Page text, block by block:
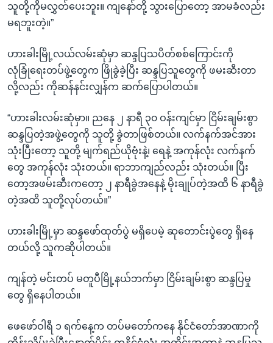
သူတို့ကိုမလွှတ်ပေးဘူး။ ကျနော်တို့ သွားပြောတော့ အာမခံလည်း
မရဘူးတဲ့။”
ဟားခါးမြို့လယ်လမ်းဆုံမှာ ဆန္ဒပြသပိတ်စစ်ကြောင်းကို
လုံခြုံရေးတပ်ဖွဲ့တွေက ဖြိုခွဲခဲ့ပြီး ဆန္ဒပြသူတွေကို ဖမးဆီးတာ
လို့လည်း ကိုဆန်နင်းလျှန်က ဆက်ပြောပါတယ်။
“ဟားခါးလမ်းဆုံမှာ။ ညနေ ၂ နာရီ ၃၀ ဝန်းကျင်မှာ ငြိမ်းချမ်းစွာ
ဆန္ဒပြတဲ့အဖွဲ့တွေကို သူတို့ ခွဲတာဖြစ်တယ်။ လက်နက်အင်အား
သုံးပြီးတော့ သူတို့ မျက်ရည်ယိုဗုံးနဲ့၊ ရေနဲ့ အကုန်လုံး လက်နက်
တွေ အကုန်လုံး သုံးတယ်။ ရာဘာကျည်လည်း သုံးတယ်။ ပြီး
တော့အဖမ်းဆီးကတော့ ၂ နာရီခွဲအနေနဲ့ မိုးချုပ်တဲ့အထိ ၆ နာရီခွဲ
တဲ့အထိ သူတို့လုပ်တယ်။”
ဟားခါးမြို့မှာ ဆန္ဒဖော်ထုတ်ပွဲ မရှိပေမဲ့ ဆုတောင်းပွဲတွေ ရှိနေ
တယ်လို့ သူကဆိုပါတယ်။
ကျန်တဲ့ မင်းတပ် မတူပီမြို့နယ်ဘက်မှာ ငြိမ်းချမ်းစွာ ဆန္ဒပြမှု
တွေ ရှိနေပါတယ်။
ဖေဖော်ဝါရီ ၁ ရက်နေ့က တပ်မတော်ကနေ နိုင်ငံတော်အာဏာကို